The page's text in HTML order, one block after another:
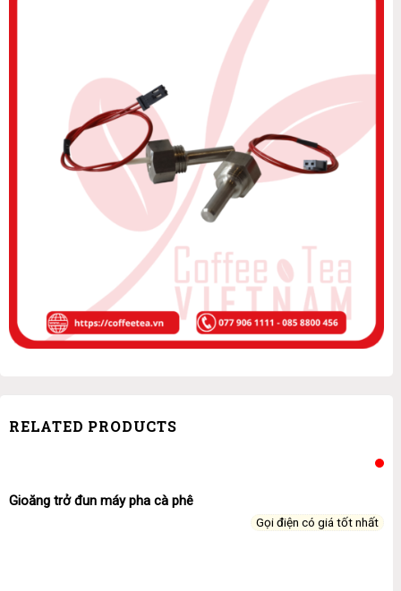
RELATED PRODUCTS
Gioăng trở đun máy pha cà phê
Gọi điện có giá tốt nhất